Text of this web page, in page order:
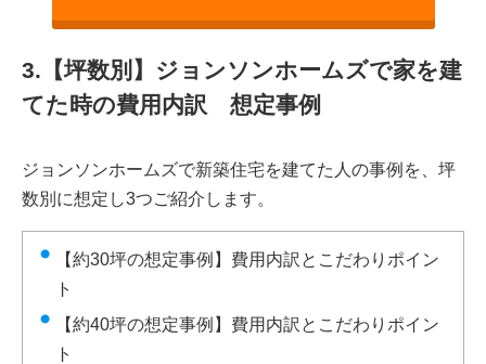
3.【坪数別】ジョンソンホームズで家を建
てた時の費用内訳 想定事例
ジョンソンホームズで新築住宅を建てた人の事例を、坪
数別に想定し3つご紹介します。
【約30坪の想定事例】費用内訳とこだわりポイン
ト
【約40坪の想定事例】費用内訳とこだわりポイン
ト